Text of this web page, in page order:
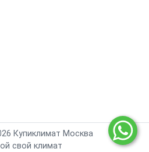
Купиклимат Москва
свой климат